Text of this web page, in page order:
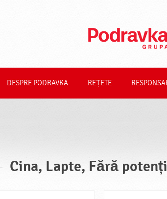
DESPRE PODRAVKA REȚETE
Cina, Lapte, Fără